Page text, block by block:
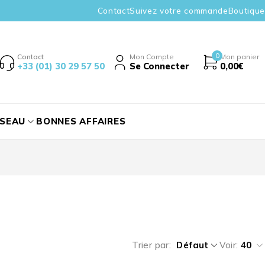
ContactSuivez votre commandeBoutique
Contact
+33 (01) 30 29 57 50
Mon Compte
Se Connecter
0 Mon panier
0,00€
BONNES AFFAIRES
Trier par Défaut Voir: 40